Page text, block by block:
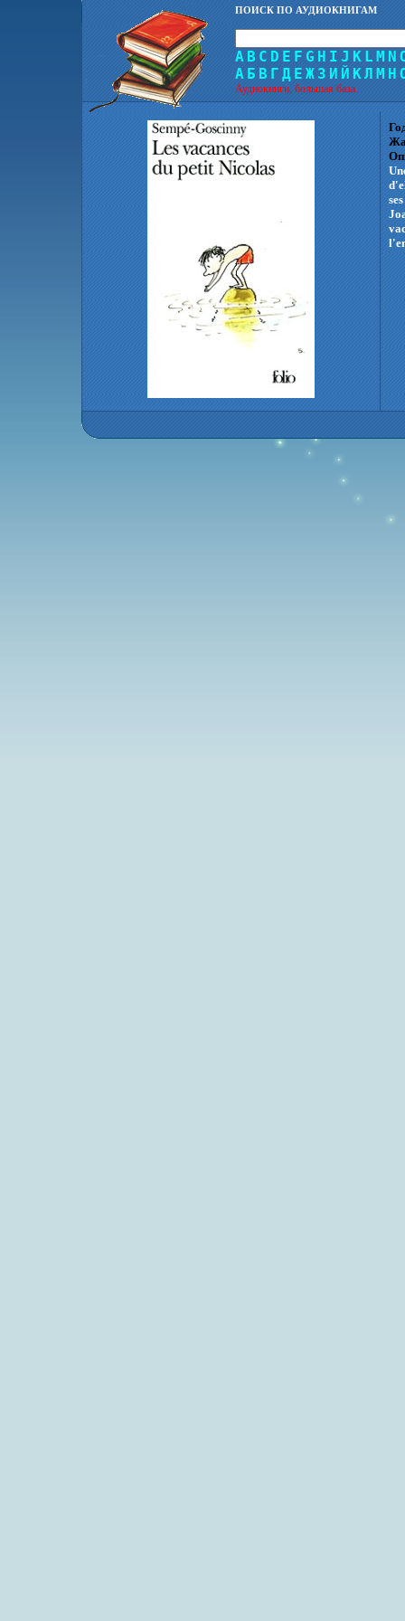
ПОИСК ПО АУДИОКНИГАМ
A B C D E F G H I J K L M N
А Б В Г Д Е Ж З И Й КЛ М Н
Аудиокниги, большая база.